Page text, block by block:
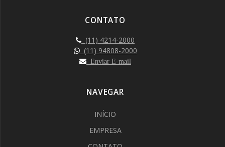
CONTATO
(11) 4214-2000
(11) 94808-2000
Enviar E-mail
NAVEGAR
INÍCIO
EMPRESA